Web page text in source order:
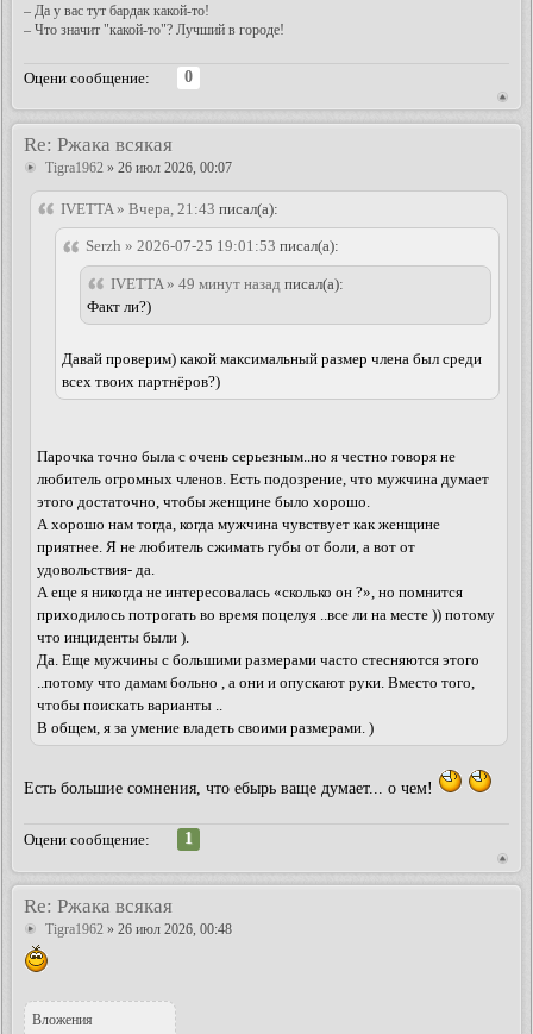
– Да у вас тут бардак какой-то!
– Что значит "какой-то"? Лучший в городе!
Оцени сообщение:
0
Re: Ржака всякая
Tigra1962 » 26 июл 2026, 00:07
IVETTA » Вчера, 21:43 писал(а):
Serzh » 2026-07-25 19:01:53 писал(а):
IVETTA » 49 минут назад писал(а):
Факт ли?)
Давай проверим) какой максимальный размер члена был среди
всех твоих партнёров?)
Парочка точно была с очень серьезным..но я честно говоря не
любитель огромных членов. Есть подозрение, что мужчина думает
этого достаточно, чтобы женщине было хорошо.
А хорошо нам тогда, когда мужчина чувствует как женщине
приятнее. Я не любитель сжимать губы от боли, а вот от
удовольствия- да.
А еще я никогда не интересовалась «сколько он ?», но помнится
приходилось потрогать во время поцелуя ..все ли на месте )) потому
что инциденты были ).
Да. Еще мужчины с большими размерами часто стесняются этого
..потому что дамам больно , а они и опускают руки. Вместо того,
чтобы поискать варианты ..
В общем, я за умение владеть своими размерами. )
Есть большие сомнения, что ебырь ваще думает... о чем!
Оцени сообщение:
1
Re: Ржака всякая
Tigra1962 » 26 июл 2026, 00:48
Вложения